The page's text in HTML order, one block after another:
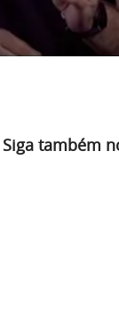
Siga também